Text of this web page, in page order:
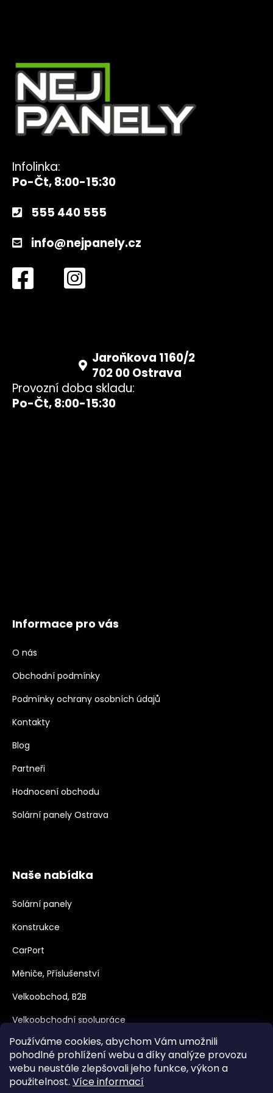
Používáme cookies, abychom Vám umožnili
pohodlné prohlížení webu a díky analýze provozu
webu neustále zlepšovali jeho funkce, výkon a
použitelnost. Více informací
Infolinka:
Po-Čt, 8:00-15:30
555 440 555
info@nejpanely.cz
Jaroňkova 1160/2
702 00 Ostrava
Provozní doba skladu:
Po-Čt, 8:00-15:30
Informace pro vás
O nás
Obchodní podmínky
Podmínky ochrany osobních údajů
Kontakty
Blog
Partneři
Hodnocení obchodu
Solární panely Ostrava
Naše nabídka
Solární panely
Konstrukce
CarPort
Měniče, Příslušenství
Velkoobchod, B2B
Velkoobchodní spolupráce
Dotace